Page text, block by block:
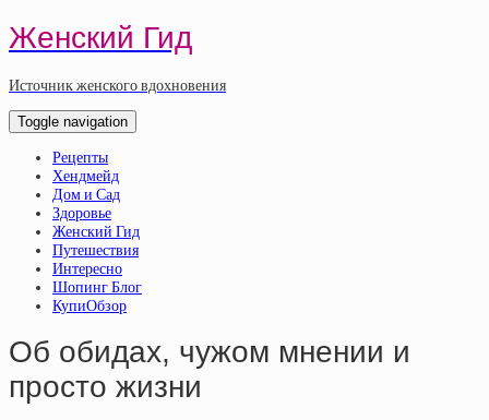
Женский Гид
Источник женского вдохновения
Toggle navigation
Рецепты
Хендмейд
Дом и Сад
Здоровье
Женский Гид
Путешествия
Интересно
Шопинг Блог
КупиОбзор
Об обидах, чужом мнении и
просто жизни